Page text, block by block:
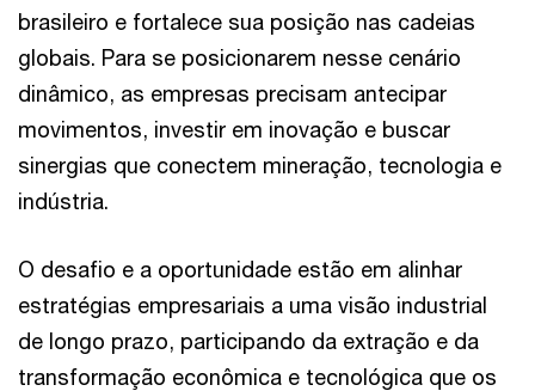
brasileiro e fortalece sua posição nas cadeias
globais. Para se posicionarem nesse cenário
dinâmico, as empresas precisam antecipar
movimentos, investir em inovação e buscar
sinergias que conectem mineração, tecnologia e
indústria.
O desafio e a oportunidade estão em alinhar
estratégias empresariais a uma visão industrial
de longo prazo, participando da extração e da
transformação econômica e tecnológica que os